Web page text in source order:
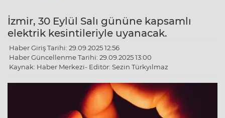
İzmir, 30 Eylül Salı gününe kapsamlı
elektrik kesintileriyle uyanacak.
Haber Giriş Tarihi: 29.09.2025 12:56
Haber Güncellenme Tarihi: 29.09.2025 13:00
Kaynak: Haber Merkezi- Editör: Sezin Türkyılmaz